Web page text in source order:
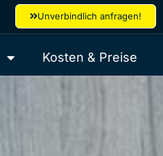
Unverbindlich anfragen!
Kosten & Preise